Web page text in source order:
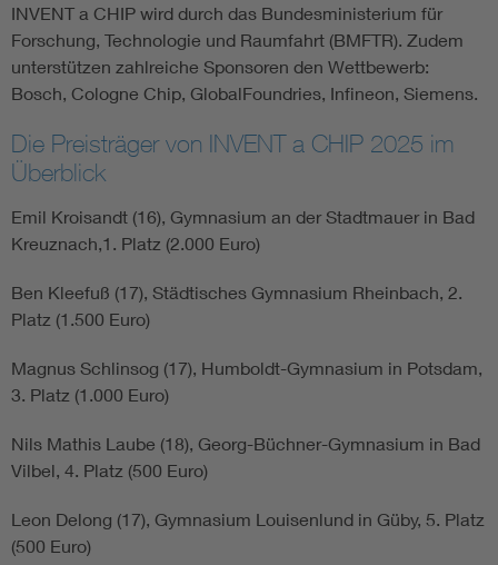
INVENT a CHIP wird durch das Bundesministerium für
Forschung, Technologie und Raumfahrt (BMFTR). Zudem
unterstützen zahlreiche Sponsoren den Wettbewerb:
Bosch, Cologne Chip, GlobalFoundries, Infineon, Siemens.
Die Preisträger von INVENT a CHIP 2025 im
Überblick
Emil Kroisandt (16), Gymnasium an der Stadtmauer in Bad
Kreuznach,1. Platz (2.000 Euro)
Ben Kleefuß (17), Städtisches Gymnasium Rheinbach, 2.
Platz (1.500 Euro)
Magnus Schlinsog (17), Humboldt-Gymnasium in Potsdam,
3. Platz (1.000 Euro)
Nils Mathis Laube (18), Georg-Büchner-Gymnasium in Bad
Vilbel, 4. Platz (500 Euro)
Leon Delong (17), Gymnasium Louisenlund in Güby, 5. Platz
(500 Euro)